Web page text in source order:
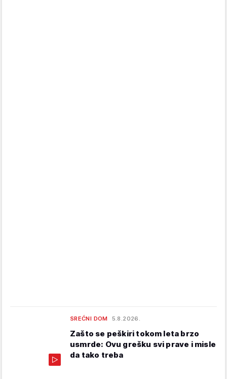
SREĆNI DOM 5.8.2026.
Zašto se peškiri tokom leta brzo
usmrde: Ovu grešku svi prave i misle
da tako treba